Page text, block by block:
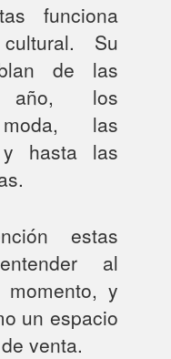
funciona
Su
de las
año, los
las
y hasta las
estas
al
y
un espacio
venta.